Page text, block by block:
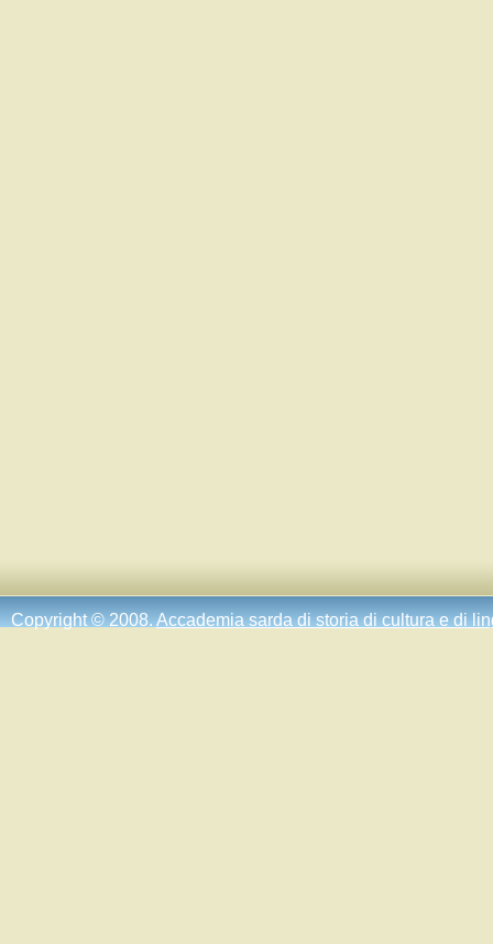
Copyright © 2008.Accademia sarda di storia di cultura e di